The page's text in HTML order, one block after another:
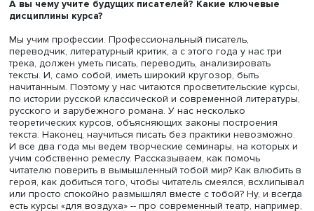
уклоняются. Возможно, из верности собственной
Литинститут открылся в 1933-м году, в рамках большого
госпроекта по подчинению литературы
идеологии, тогда же был создан Союз писателей СССР
уничтожены все литературные группы. И это было
официальной борьбы с формализмом в литературе и
литературоведении. За 90 лет много воды утекло и,
что-то можно было бы реформировать, но у каждого
учебного заведения свои традиции. Несмотря ни на
стен Литинститута вышло и выходит множество
литераторов. Просто наш путь кажется мне более
эффективным и быстрым.
А вы чему учите будущих писателей? Какие
дисциплины курса?